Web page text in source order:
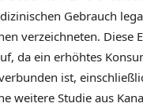
Gebrauch
verzeichneten.
da ein erhöhtes
ist,
weitere Studie aus